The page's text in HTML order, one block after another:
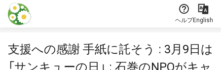
本文に飛ぶ
ヘルプEnglish
支援への感謝 手紙に託そう : 3月9日は
「サンキューの日」 : 石巻のNPOがキャ